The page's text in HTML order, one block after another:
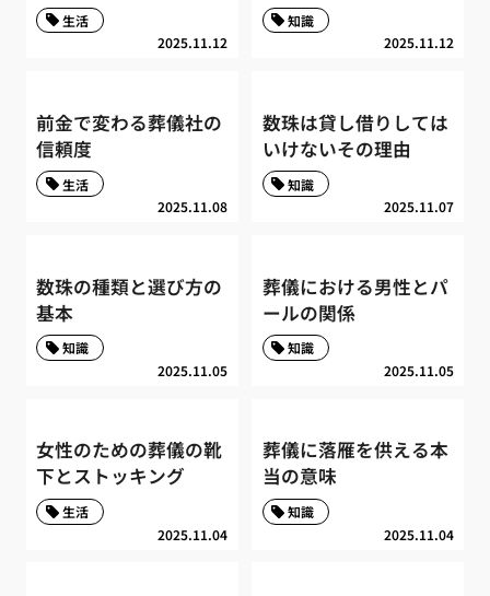
2025.11.12
生活
2025.11.12
知識
前金で変わる葬儀社の
信頼度
2025.11.08
生活
数珠は貸し借りしては
いけないその理由
2025.11.07
知識
数珠の種類と選び方の
基本
2025.11.05
知識
葬儀における男性とパ
ールの関係
2025.11.05
知識
女性のための葬儀の靴
下とストッキング
2025.11.04
生活
葬儀に落雁を供える本
当の意味
2025.11.04
知識